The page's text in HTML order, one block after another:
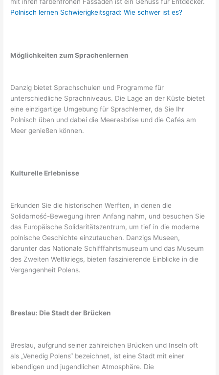
Polnisch lernen Schwierigkeitsgrad: Wie schwer ist es?
Möglichkeiten zum Sprachenlernen
Danzig bietet Sprachschulen und Programme für
unterschiedliche Sprachniveaus. Die Lage an der Küste bietet
eine einzigartige Umgebung für Sprachlerner, da Sie Ihr
Polnisch üben und dabei die Meeresbrise und die Cafés am
Meer genießen können.
Kulturelle Erlebnisse
Erkunden Sie die historischen Werften, in denen die
Solidarność-Bewegung ihren Anfang nahm, und besuchen Sie
das Europäische Solidaritätszentrum, um tief in die moderne
polnische Geschichte einzutauchen. Danzigs Museen,
darunter das Nationale Schifffahrtsmuseum und das Museum
des Zweiten Weltkriegs, bieten faszinierende Einblicke in die
Vergangenheit Polens.
Breslau: Die Stadt der Brücken
Breslau, aufgrund seiner zahlreichen Brücken und Inseln oft
als „Venedig Polens“ bezeichnet, ist eine Stadt mit einer
lebendigen und jugendlichen Atmosphäre. Die